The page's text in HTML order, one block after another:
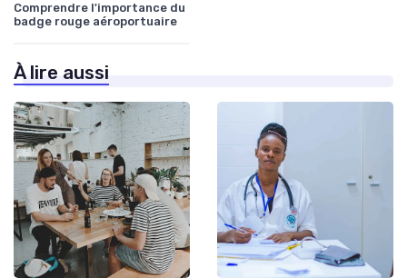
Comprendre l'importance du
badge rouge aéroportuaire
À lire aussi